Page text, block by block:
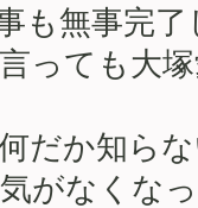
も無事完
っても大
だか知ら
がなくな